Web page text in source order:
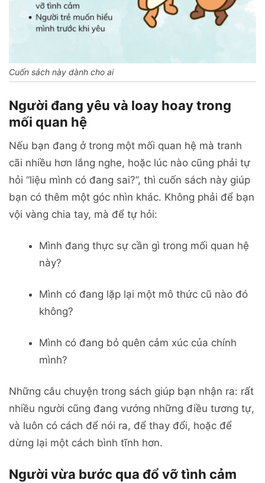
Cuốn sách này dành cho ai
Người đang yêu và loay hoay trong
mối quan hệ
Nếu bạn đang ở trong một mối quan hệ mà tranh
cãi nhiều hơn lắng nghe, hoặc lúc nào cũng phải tự
hỏi “liệu mình có đang sai?”, thì cuốn sách này giúp
bạn có thêm một góc nhìn khác. Không phải để bạn
vội vàng chia tay, mà để tự hỏi:
Mình đang thực sự cần gì trong mối quan hệ
này?
Mình có đang lặp lại một mô thức cũ nào đó
không?
Mình có đang bỏ quên cảm xúc của chính
mình?
Những câu chuyện trong sách giúp bạn nhận ra: rất
nhiều người cũng đang vướng những điều tương tự,
và luôn có cách để nói ra, để thay đổi, hoặc để
dừng lại một cách bình tĩnh hơn.
Người vừa bước qua đổ vỡ tình cảm